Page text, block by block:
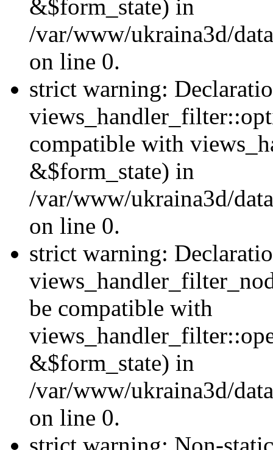
&$form_state) in
/var/www/ukraina3d/
on line 0.
strict warning:
compatible with
&$form_state) in
/var/www/ukraina3d/
on line 0.
strict warning:
be compatible with
&$form_state) in
/var/www/ukraina3d/
on line 0.
strict warning: Non-